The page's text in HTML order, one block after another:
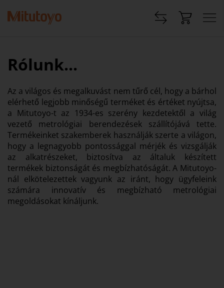
Rólunk...
Az a világos és megalkuvást nem tűrő cél, hogy a bárhol
elérhető legjobb minőségű terméket és értéket nyújtsa,
a Mitutoyo-t az 1934-es szerény kezdetektől a világ
vezető metrológiai berendezések szállítójává tette.
Termékeinket szakemberek használják szerte a világon,
hogy a legnagyobb pontossággal mérjék és vizsgálják
az alkatrészeket, biztosítva az általuk készített
termékek biztonságát és megbízhatóságát. A Mitutoyo-
nál elkötelezettek vagyunk az iránt, hogy ügyfeleink
számára innovatív és megbízható metrológiai
megoldásokat kínáljunk.